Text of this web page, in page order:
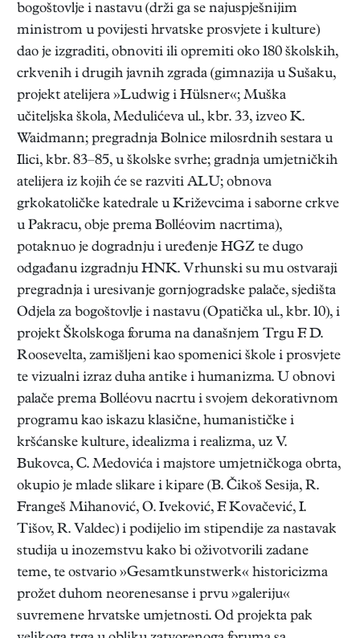
bogoštovlje i nastavu (drži ga se najuspješnijim
ministrom u povijesti hrvatske prosvjete i kulture)
dao je izgraditi, obnoviti ili opremiti oko 180 školskih,
crkvenih i drugih javnih zgrada (gimnazija u Sušaku,
projekt atelijera »Ludwig i Hülsner«; Muška
učiteljska škola, Medulićeva ul., kbr. 33, izveo K.
Waidmann; pregradnja Bolnice milosrdnih sestara u
Ilici, kbr. 83–85, u školske svrhe; gradnja umjetničkih
atelijera iz kojih će se razviti ALU; obnova
grkokatoličke katedrale u Križevcima i saborne crkve
u Pakracu, obje prema Bolléovim nacrtima),
potaknuo je dogradnju i uređenje HGZ te dugo
odgađanu izgradnju HNK. Vrhunski su mu ostvaraji
pregradnja i uresivanje gornjogradske palače, sjedišta
Odjela za bogoštovlje i nastavu (Opatička ul., kbr. 10), i
projekt Školskoga foruma na današnjem Trgu F. D.
Roosevelta, zamišljeni kao spomenici škole i prosvjete
te vizualni izraz duha antike i humanizma. U obnovi
palače prema Bolléovu nacrtu i svojem dekorativnom
programu kao iskazu klasične, humanističke i
kršćanske kulture, idealizma i realizma, uz V.
Bukovca, C. Medovića i majstore umjetničkoga obrta,
okupio je mlade slikare i kipare (B. Čikoš Sesija, R.
Frangeš Mihanović, O. Iveković, F. Kovačević, I.
Tišov, R. Valdec) i podijelio im stipendije za nastavak
studija u inozemstvu kako bi oživotvorili zadane
teme, te ostvario »Gesamtkunstwerk« historicizma
prožet duhom neorenesanse i prvu »galeriju«
suvremene hrvatske umjetnosti. Od projekta pak